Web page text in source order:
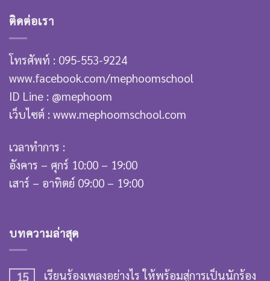
ติดต่อเรา
โทรศัพท์ : 095-553-9224
www.facebook.com/mephoomschool
ID Line : @mephoom
เว็บไซต์ : www.mephoomschool.com
เวลาทำการ :
อังคาร – ศุกร์ 10:00 – 19:00
เสาร์ – อาทิตย์ 09:00 – 19:00
บทความล่าสุด
15 เรียนร้องเพลงอย่างไร ให้พร้อมสู่การเป็นนักร้อง